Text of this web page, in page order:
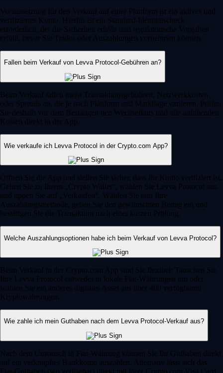
Voraussetzung für den Verkauf auf einer Plattform ist ein aktives und
verifiziertes Konto. Hierfür ist ein Standard-Identitätscheck
erforderlich, der die Sicherheit erhöht und regulatorische Vorgaben
erfüllt, bevor Sie Trades oder Auszahlungen vornehmen können.
Fallen beim Verkauf von Levva Protocol-Gebühren an?
Beim Verkauf fallen meist Transaktionsgebühren, Netzwerkkosten
oder Spreads an, die je nach Plattform und Marktlage variieren. Prüfen
Sie deshalb vor dem Bestätigen den Wechselkurs und alle anfallenden
Kosten direkt in der App.
Wie verkaufe ich Levva Protocol in der Crypto.com App?
Öffnen Sie die App und stellen Sie sicher, dass Ihr Konto verifiziert ist.
Gehen Sie zu Ihrem „Crypto Wallet“, wählen Sie Levva Protocol aus
und tippen Sie auf „Verkaufen“. Wählen Sie nun Ihre
Auszahlungsmethode, geben Sie den gewünschten Betrag ein und
bestätigen Sie die Transaktion nach einer kurzen Prüfung.
Welche Auszahlungsoptionen habe ich beim Verkauf von Levva Protocol?
Beim Verkauf in der Crypto.com App sind Sie flexibel: Tauschen Sie
Ihre Levva Protocol entweder in lokale Fiat-Währungen um oder
wählen Sie ein anderes digitales Asset aus über 400 verfügbaren
Kryptowährungen.
Wie zahle ich mein Guthaben nach dem Levva Protocol-Verkauf aus?
Nach dem Umtausch in Fiat-Währung können Sie Ihr Guthaben direkt
auf ein verknüpftes Bankkonto auszahlen. Alternativ lässt sich das
Fiat-Guthaben (wo verfügbar) direkt mit Ihrer Crypto.com Visa Card